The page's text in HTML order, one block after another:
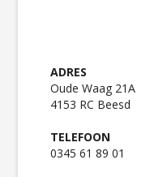
ADRES
Oude Waag 21A
4153 RC Beesd
TELEFOON
0345 61 89 01